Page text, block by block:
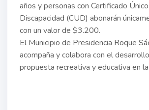
años y personas con Certificado
Discapacidad (CUD) abonarán
con un valor de $3.200.
El Municipio de Presidencia Roque
acompaña y colabora con el
propuesta recreativa y educativa en